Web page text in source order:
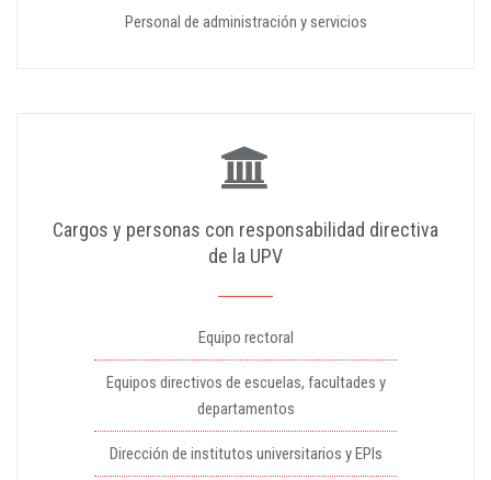
Personal de administración y servicios
Cargos y personas con responsabilidad directiva
de la UPV
Equipo rectoral
Equipos directivos de escuelas, facultades y
departamentos
Dirección de institutos universitarios y EPIs